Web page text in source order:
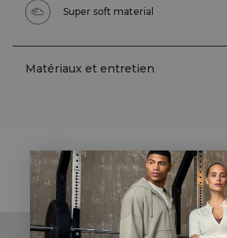
Super soft material
Matériaux et entretien
STYLE WITH